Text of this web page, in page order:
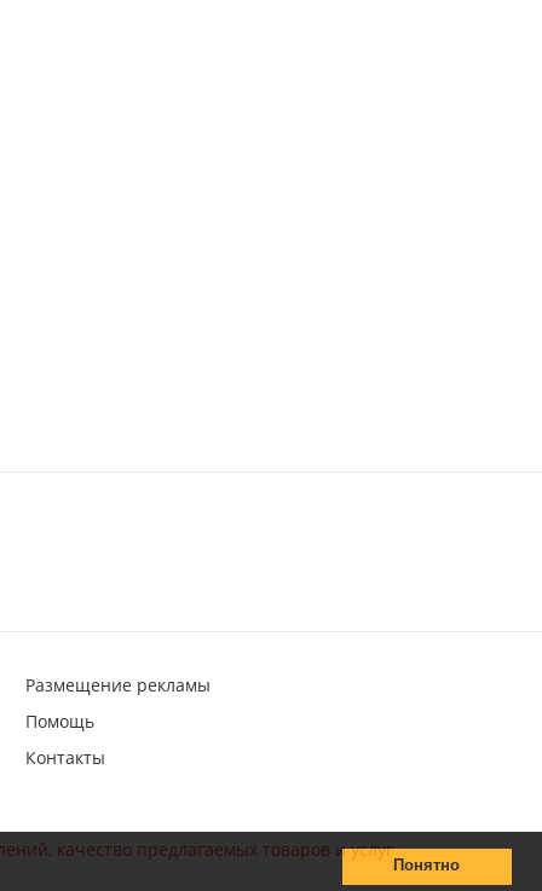
Понятно
Размещение рекламы
Помощь
Контакты
качество предлагаемых товаров и услуг